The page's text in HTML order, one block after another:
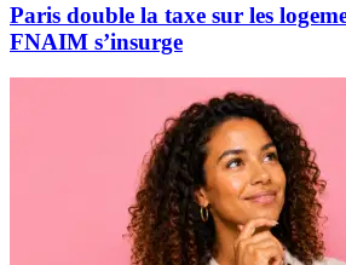
Paris double la taxe sur les
FNAIM s’insurge